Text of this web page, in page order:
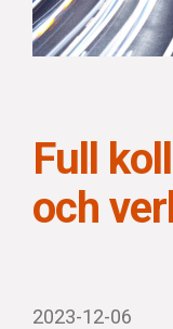
Full
och
2023-12-06